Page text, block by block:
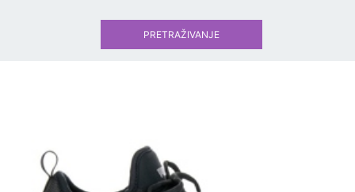
PRETRAŽIVANJE